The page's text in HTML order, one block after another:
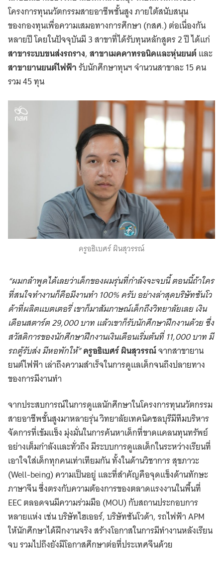
โครงการทุนนวัตกรรมสายอาชีพชั้นสูง ภายใต้สนับสนุน
ของกองทุนเพื่อความเสมอทางการศึกษา (กสศ.) ต่อเนื่องกัน
หลายปี โดยในปัจจุบันมี 3 สาขาที่ได้รับทุนหลักสูตร 2 ปี ได้แก่
สาขาระบบขนส่งรถราง, สาขาเมคคาทรอนิคและหุ่นยนต์และ
สาขายานยนต์ไฟฟ้ารับนักศึกษาทุนฯ จำนวนสาขาละ 15 คน
รวม 45 ทุน
ครูอธิเบศร์ ผินสุวรรณ์
“ผมกล้าพูดได้เลยว่าเด็กของผมรุ่นที่กำลังจะจบนี้ ตอนนี้ถ้าใคร
ที่สนใจทำงานก็คือมีงานทำ 100% ครับ อย่างล่าสุดบริษัทซันโว
ด้าที่ผลิตแบตเตอรี่ เขาก็มาสัมภาษณ์เด็กถึงวิทยาลัยเลย เงิน
เดือนสตาร์ต 29,000 บาท แล้วเขาก็รับนักศึกษาฝึกงานด้วย ซึ่ง
สวัสดิการของนักศีกษาฝึกงานเงินเดือนเริ่มต้นที่ 11,000 บาท มี
รถตู้รับส่ง มีหอพักให้”ครูอธิเบศร์ ผินสุวรรณ์จากสาขายาน
ยนต์ไฟฟ้า เล่าถึงความสำเร็จในการดูแลเด็กจนถึงปลายทาง
ของการมีงานทำ
จากประสบการณ์ในการดูแลนักศึกษาในโครงการทุนนวัตกรรม
สายอาชีพชั้นสูงมาหลายรุ่น วิทยาลัยเทคนิคชลบุรีมีทีมบริหาร
จัดการที่เข้มแข็ง มุ่งมั่นในการค้นหาเด็กที่ขาดแคลนทุนทรัพย์
อย่างเต็มกำลังและทั่วถึง มีระบบการดูแลเด็กในระหว่างเรียนที่
เอาใจใส่เด็กทุกคนเท่าเทียมกัน ทั้งในด้านวิชาการ สุขภาวะ
(Well-being) ความเป็นอยู่ และที่สำคัญคือจุดแข็งด้านทักษะ
ภาษาจีน ซึ่งตรงกับความต้องการของตลาดแรงงานในพื้นที่
EEC ตลอดจนมีความร่วมมือ (MOU) กับสถานประกอบการ
หลายแห่ง เช่น บริษัทไฮเออร์, บริษัทซันโวด้า, รถไฟฟ้า APM
ให้นักศึกษาได้ฝึกงานจริง สร้างโอกาสในการมีทำงานหลังเรียน
จบ รวมไปถึงยังมีโอกาสศึกษาต่อที่ประเทศจีนด้วย